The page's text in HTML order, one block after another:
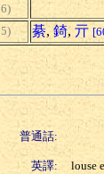
綦, 錡, 亓
普通話:
英譯: louse